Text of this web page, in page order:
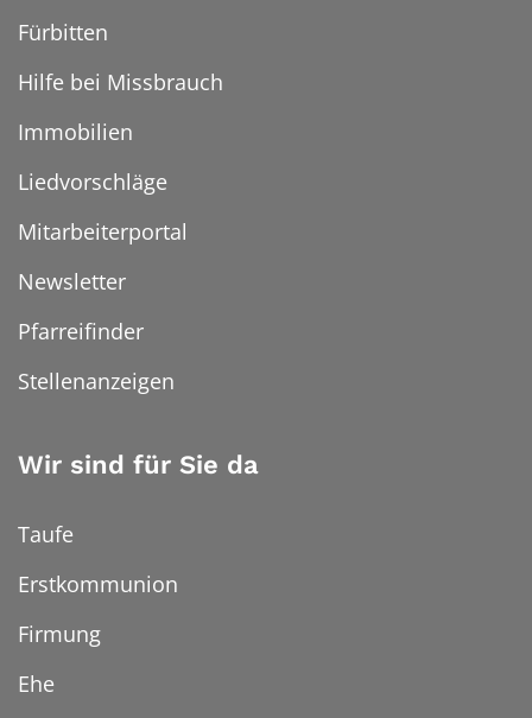
Fürbitten
Hilfe bei Missbrauch
Immobilien
Liedvorschläge
Mitarbeiterportal
Newsletter
Pfarreifinder
Stellenanzeigen
Wir sind für Sie da
Taufe
Erstkommunion
Firmung
Ehe